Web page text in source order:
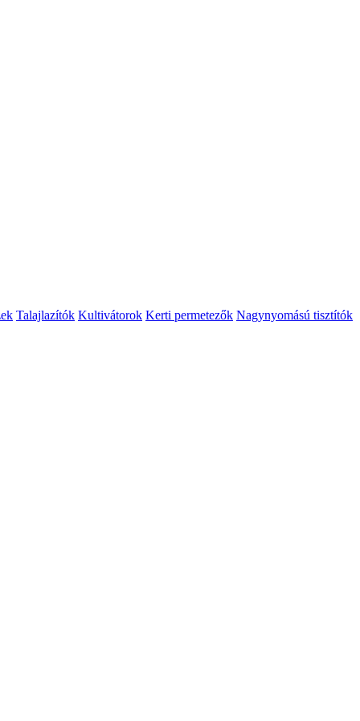
Talajlazítók Kultivátorok Kerti permetezők Nagynyomású tisztítók